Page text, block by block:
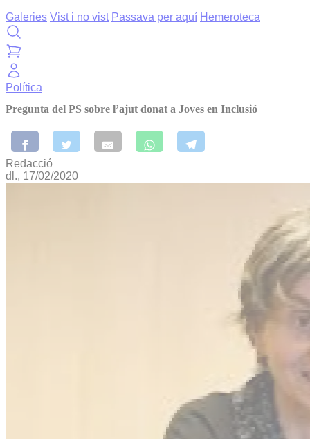
Galeries Vist i no vist Passava per aquí Hemeroteca
Política
Pregunta del PS sobre l’ajut donat a Joves en Inclusió
Redacció
dl., 17/02/2020